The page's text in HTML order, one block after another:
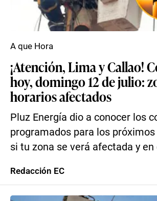
¡Atención, Lima y Callao!
hoy, domingo 12 de julio:
horarios afectados
Pluz Energía dio a conocer los
programados para los próximos
si tu zona se verá afectada y en
A que Hora
Redacción EC